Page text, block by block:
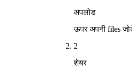
अपलोड
ऊपर अपनी files
2
शेयर